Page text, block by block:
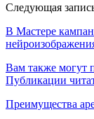
Следующая
В Мастере
Вам также могут
Публикации
Преимущества